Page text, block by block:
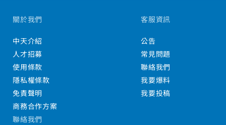
關於我們
中天介紹
人才招募
使用條款
隱私權條款
免責聲明
商務合作方案
客服資訊
公告
常見問題
聯絡我們
我要爆料
我要投稿
聯絡我們